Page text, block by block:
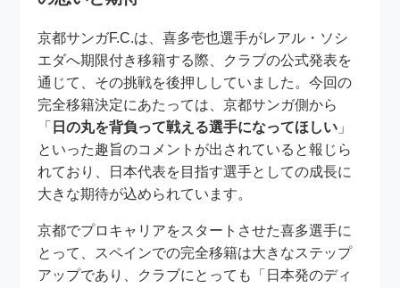
京都サンガF.C.は、喜多壱也選手がレアル・ソシ
エダへ期限付き移籍する際、クラブの公式発表を
通じて、その挑戦を後押ししていました。今回の
完全移籍決定にあたっては、京都サンガ側から
「 日の丸を背負って戦える選手になってほしい 」
といった趣旨のコメントが出されていると報じら
れており、日本代表を目指す選手としての成長に
大きな期待が込められています。
京都でプロキャリアをスタートさせた喜多選手に
とって、スペインでの完全移籍は大きなステップ
アップであり、クラブにとっても「日本発のディ